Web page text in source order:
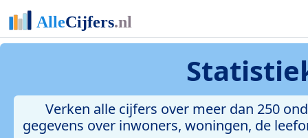
Verken alle cijfers over meer dan 250
gegevens over inwoners, woningen, de